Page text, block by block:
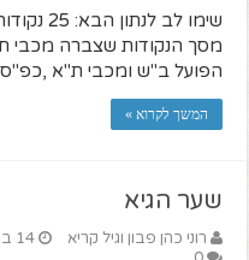
הפועל ב"ש ומכבי ת"א
המשך לקרוא »
שער הגיא
רוני כהן פבון וגיל קריא 14 בפברואר 2017